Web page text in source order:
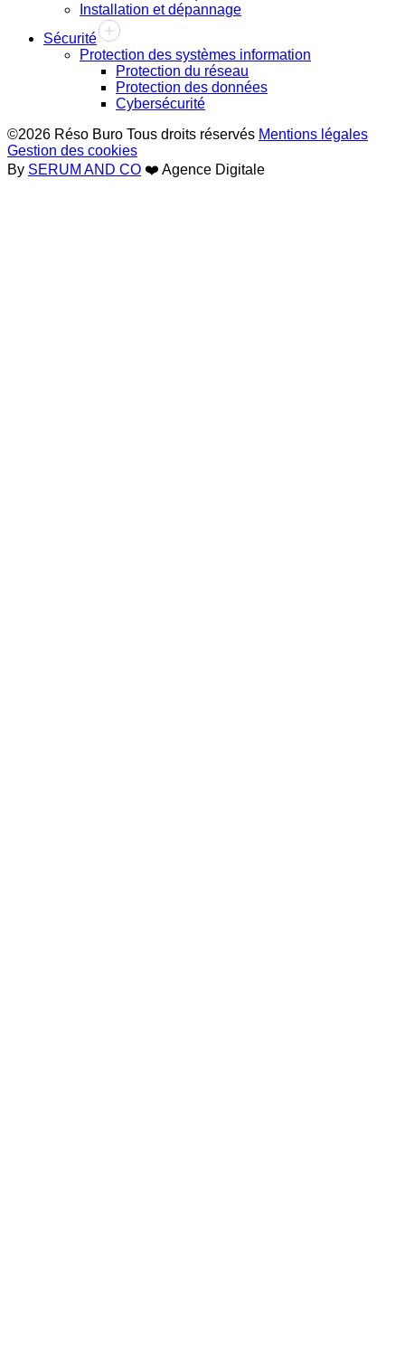
Installation et dépannage
Sécurité
Protection des systèmes information
Protection du réseau
Protection des données
Cybersécurité
©2026 Réso Buro Tous droits réservés Mentions légales
Gestion des cookies
By SERUM AND CO ❤️ Agence Digitale